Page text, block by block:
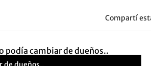
Compartí